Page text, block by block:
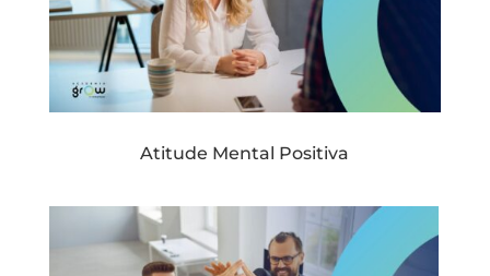
Atitude Mental Positiva